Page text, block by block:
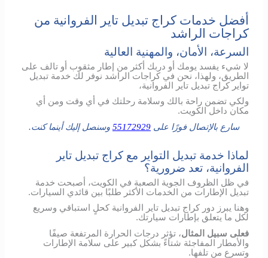
أفضل خدمات كراج تبديل تاير الفروانية من
كراجات الراشد
السرعة، الأمان، والمهنية العالية
لا شيء يفسد يومك أو دربك أكثر من إطار مثقوب أو تالف على
الطريق، ولهذا، نحن في كراجات الراشد نوفر لك خدمة تبديل
تواير كراج تبديل تاير الفروانية،
ولكي تضمن راحة بالك وسلامة رحلتك في أي وقت ومن أي
مكان داخل الكويت.
سارع بالإتصال فورًا على 55172929 وسنصل إليك أينما كنت.
لماذا خدمة تبديل التواير مع كراج تبديل تاير
الفروانية، تعد ضرورية؟
في ظل الظروف الجوية الصعبة في الكويت، أصبحت خدمة
تبديل الإطارات من الخدمات الأكثر طلبًا بين قائدي السيارات.
وهنا يبرز دور كراج تبديل تاير الفروانية كحلٍ استباقي وسريع
لكل ما يتعلق بإطارات سيارتك.
فعلى سبيل المثال، تؤثر درجات الحرارة المرتفعة صيفًا
والأمطار المفاجئة شتاءً بشكل كبير على سلامة الإطارات
وتسرع من تلفها.